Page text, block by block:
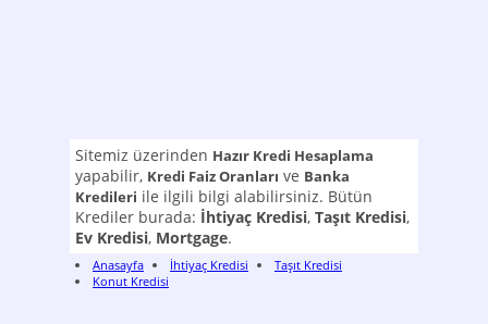
Sitemiz üzerinden Hazır Kredi Hesaplama
yapabilir, Kredi Faiz Oranları ve Banka
Kredileri ile ilgili bilgi alabilirsiniz. Bütün
Krediler burada: İhtiyaç Kredisi, Taşıt Kredisi,
Ev Kredisi, Mortgage.
Anasayfa İhtiyaç Kredisi
Taşıt Kredisi
Konut Kredisi